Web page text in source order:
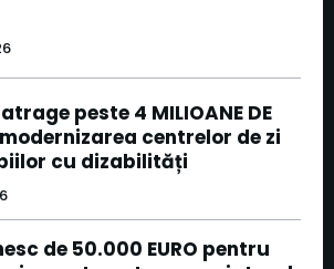
peste 4 MILIOANE DE
modernizarea centrelor de zi
cu dizabilități
de 50.000 EURO pentru